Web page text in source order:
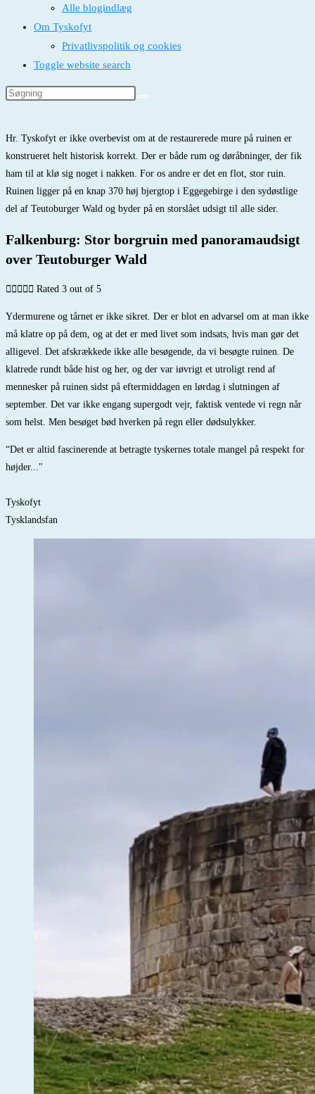
Alle blogindlæg
Om Tyskofyt
Privatlivspolitik og cookies
Toggle website search
Hr. Tyskofyt er ikke overbevist om at de restaurerede mure på ruinen er
konstrueret helt historisk korrekt. Der er både rum og døråbninger, der fik
ham til at klø sig noget i nakken. For os andre er det en flot, stor ruin.
Ruinen ligger på en knap 370 høj bjergtop i Eggegebirge i den sydøstlige
del af Teutoburger Wald og byder på en storslået udsigt til alle sider.
Falkenburg: Stor borgruin med panoramaudsigt
over Teutoburger Wald
     Rated 3 out of 5
Ydermurene og tårnet er ikke sikret. Der er blot en advarsel om at man ikke
må klatre op på dem, og at det er med livet som indsats, hvis man gør det
alligevel. Det afskrækkede ikke alle besøgende, da vi besøgte ruinen. De
klatrede rundt både hist og her, og der var iøvrigt et utroligt rend af
mennesker på ruinen sidst på eftermiddagen en lørdag i slutningen af
september. Det var ikke engang supergodt vejr, faktisk ventede vi regn når
som helst. Men besøget bød hverken på regn eller dødsulykker.
“Det er altid fascinerende at betragte tyskernes totale mangel på respekt for
højder..."
Tyskofyt
Tysklandsfan